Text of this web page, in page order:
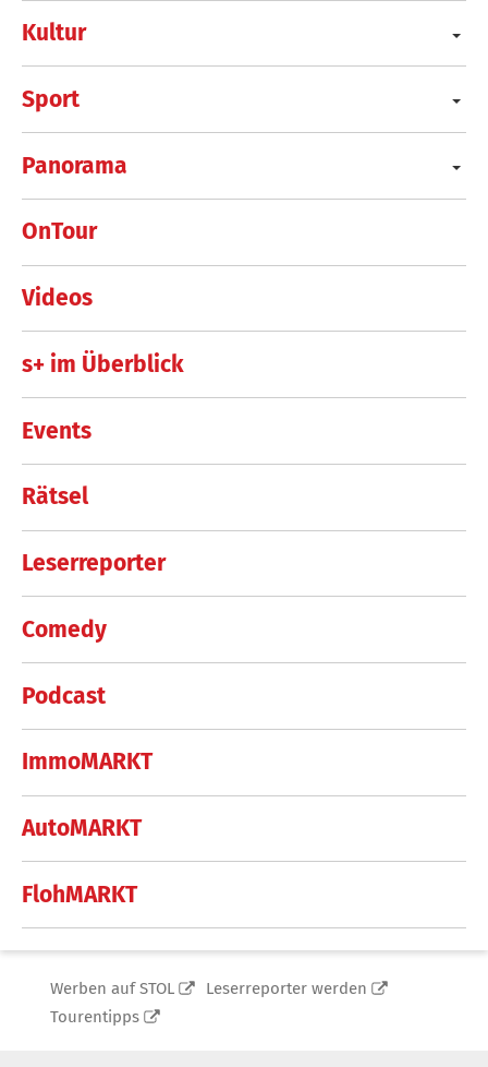
Kultur
Sport
Panorama
OnTour
Videos
s+ im Überblick
Events
Rätsel
Leserreporter
Comedy
Podcast
ImmoMARKT
AutoMARKT
FlohMARKT
Werben auf STOL
Leserreporter werden
Tourentipps